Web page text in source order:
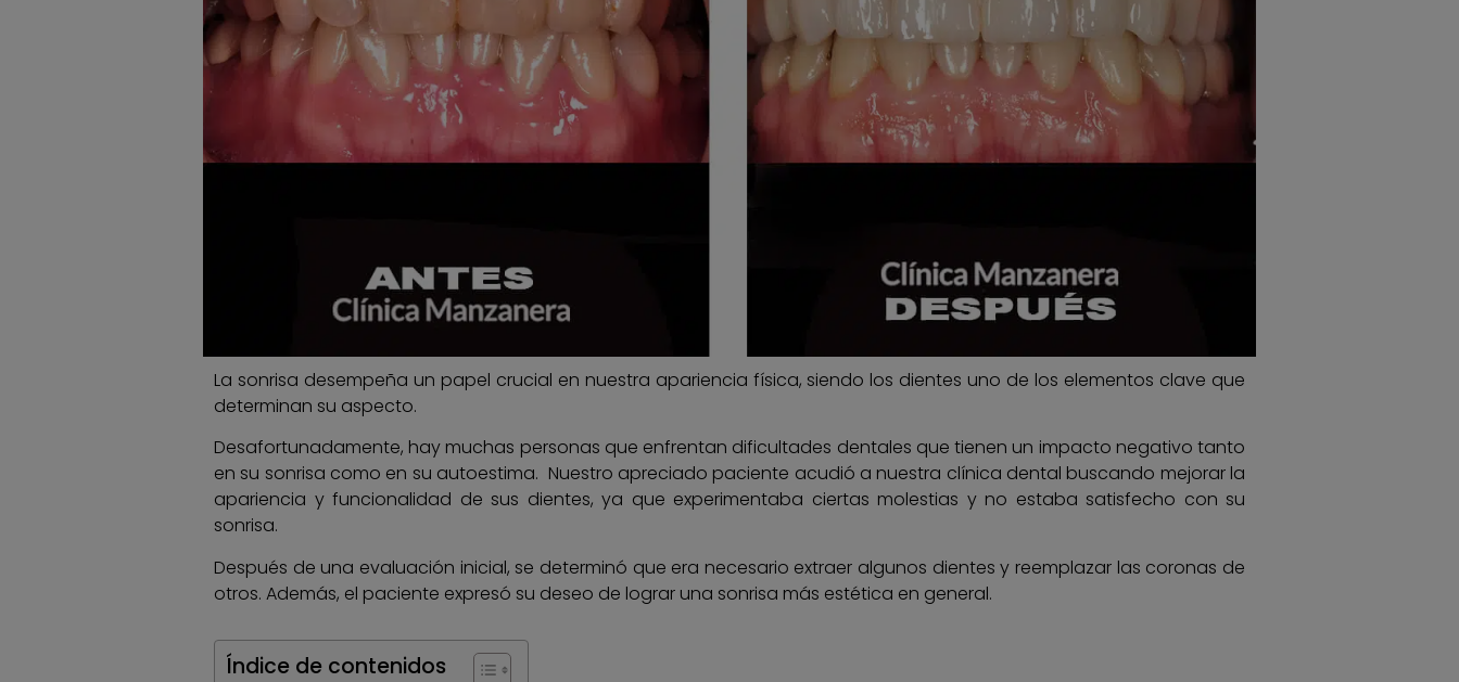
La sonrisa desempeña un papel crucial en nuestra apariencia física, siendo los dientes uno de los elementos clave que
determinan su aspecto.
Desafortunadamente, hay muchas personas que enfrentan dificultades dentales que tienen un impacto negativo tanto
en su sonrisa como en su autoestima. Nuestro apreciado paciente acudió a nuestra clínica dental buscando mejorar la
apariencia y funcionalidad de sus dientes, ya que experimentaba ciertas molestias y no estaba satisfecho con su
sonrisa.
Después de una evaluación inicial, se determinó que era necesario extraer algunos dientes y reemplazar las coronas de
otros. Además, el paciente expresó su deseo de lograr una sonrisa más estética en general.
Índice de contenidos